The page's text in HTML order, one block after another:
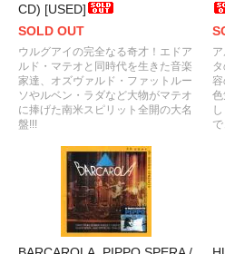
CD) [USED]
SOLD OUT
ウルグアイの完全なる奇才！エドア
ルド・マテオと同時代を生きた音楽
家達、オズヴァルド・ファットルー
ソやルベン・ラダなど大物がマテオ
に捧げた南米スピリット全開の大名
盤!!!